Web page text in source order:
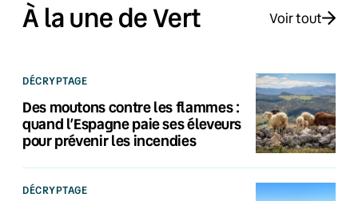
À la une de Vert Voir tout
DÉCRYPTAGE
Des moutons contre les flammes :
quand l’Espagne paie ses éleveurs
pour prévenir les incendies
DÉCRYPTAGE